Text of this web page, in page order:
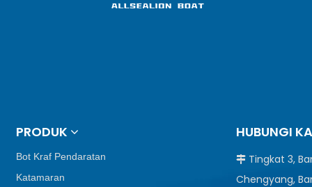
PRODUK
Bot Kraf Pendaratan
Katamaran
HUBUNGI
 Tingkat 3,
Chengyang,